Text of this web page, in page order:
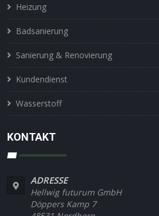
Heizung
Badsanierung
Sanierung & Renovierung
Kundendienst
Wasserstoff
KONTAKT
ADRESSE
Hellwig futurum GmbH
Döppers Kamp 7